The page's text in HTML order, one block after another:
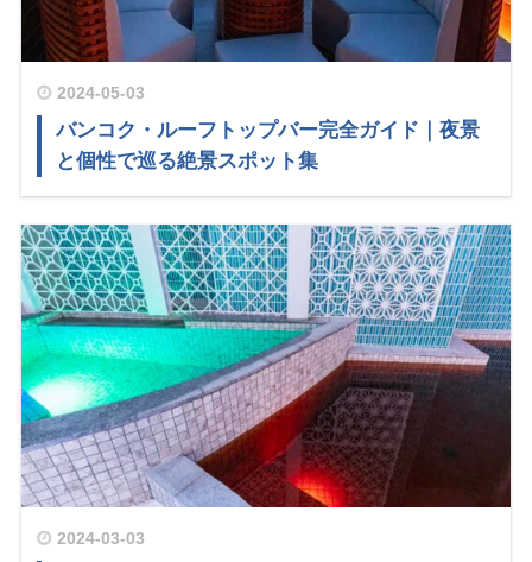
2024-05-03
バンコク・ルーフトップバー完全ガイド｜夜景
と個性で巡る絶景スポット集
2024-03-03